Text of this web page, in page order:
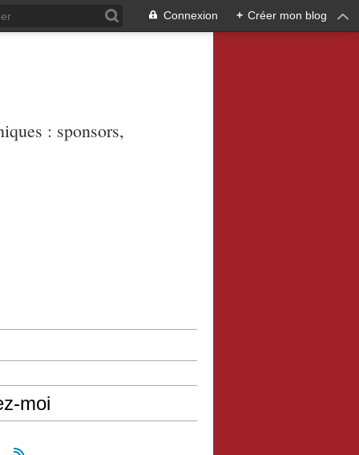
Connexion + Créer mon blog
: sponsors,
moi